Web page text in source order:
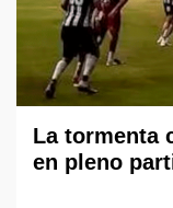
La tormenta
en pleno